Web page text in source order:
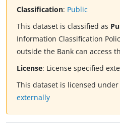
Classification: Public
This dataset is classified as
Information Classification
outside the Bank can access
License: License specified
This dataset is licensed under
externally